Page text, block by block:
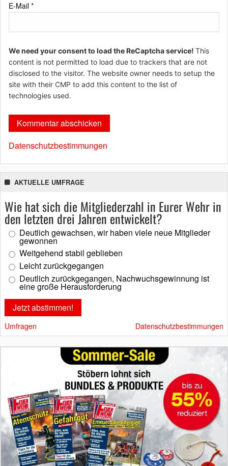
E-Mail *
We need your consent to load the ReCaptcha service! This
content is not permitted to load due to trackers that are not
disclosed to the visitor. The website owner needs to setup the
site with their CMP to add this content to the list of
technologies used.
Datenschutzbestimmungen
AKTUELLE UMFRAGE
Wie hat sich die Mitgliederzahl in Eurer Wehr in
den letzten drei Jahren entwickelt?
Deutlich gewachsen, wir haben viele neue Mitglieder
gewonnen
Weitgehend stabil geblieben
Leicht zurückgegangen
Deutlich zurückgegangen, Nachwuchsgewinnung ist
eine große Herausforderung
Umfragen Datenschutzbestimmungen